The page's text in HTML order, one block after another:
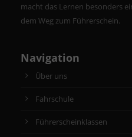
macht das Lernen besonders
dem Weg zum Führerschein.
Navigation
Über uns
Fahrschule
Führerscheinklassen